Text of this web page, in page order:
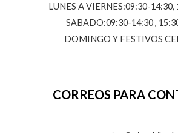
LUNES A VIERNES:09:30-14:30,
SABADO:09:30-14:30 ,
DOMINGO Y FESTIVOS
CORREOS PARA